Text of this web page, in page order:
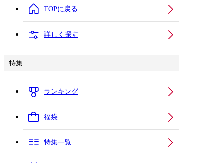
TOPに戻る
詳しく探す
特集
ランキング
福袋
特集一覧